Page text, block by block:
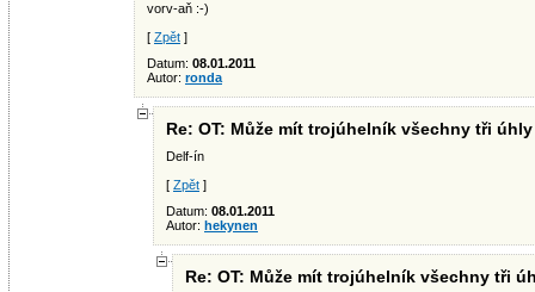
vorv-aň :-)
[ Zpět ]
Datum: 08.01.2011
Autor: ronda
Re: OT: Může mít trojúhelník všechny tři
Delf-ín
[ Zpět ]
Datum: 08.01.2011
Autor: hekynen
Re: OT: Může mít trojúhelník všechny tři